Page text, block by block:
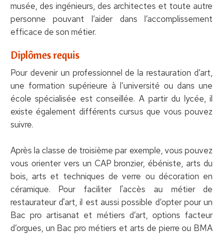
musée, des ingénieurs, des architectes et toute autre
personne pouvant l’aider dans l’accomplissement
efficace de son métier.
Diplômes requis
Pour devenir un professionnel de la restauration d’art,
une formation supérieure à l’université ou dans une
école spécialisée est conseillée. A partir du lycée, il
existe également différents cursus que vous pouvez
suivre.
Après la classe de troisième par exemple, vous pouvez
vous orienter vers un CAP bronzier, ébéniste, arts du
bois, arts et techniques de verre ou décoration en
céramique. Pour faciliter l'accès au métier de
restaurateur d'art, il est aussi possible d’opter pour un
Bac pro artisanat et métiers d’art, options facteur
d’orgues, un Bac pro métiers et arts de pierre ou BMA